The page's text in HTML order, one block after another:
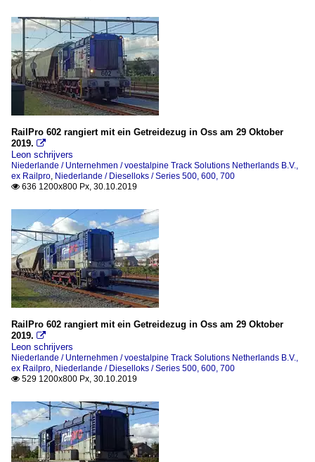
RailPro 602 rangiert mit ein Getreidezug in Oss am 29 Oktober
2019. 
Leon schrijvers
Niederlande / Unternehmen / voestalpine Track Solutions Netherlands B.V.,
ex Railpro, Niederlande / Dieselloks / Series 500, 600, 700
 636 1200x800 Px, 30.10.2019
RailPro 602 rangiert mit ein Getreidezug in Oss am 29 Oktober
2019. 
Leon schrijvers
Niederlande / Unternehmen / voestalpine Track Solutions Netherlands B.V.,
ex Railpro, Niederlande / Dieselloks / Series 500, 600, 700
 529 1200x800 Px, 30.10.2019